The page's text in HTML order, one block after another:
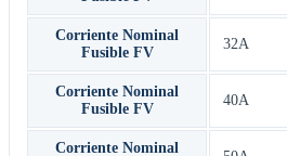
Corriente Nominal
Fusible FV
32A
Corriente Nominal
Fusible FV
40A
Corriente Nominal